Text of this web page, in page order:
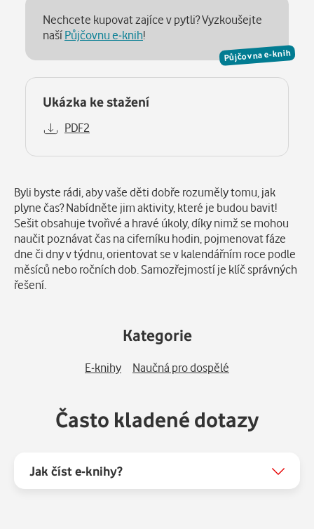
Půjčovna e-knih
Nechcete kupovat zajíce v pytli? Vyzkoušejte
našíPůjčovnu e-knih!
Ukázka ke stažení
PDF2
Popis
Byli byste rádi, aby vaše děti dobře rozuměly tomu, jak
plyne čas? Nabídněte jim aktivity, které je budou bavit!
Sešit obsahuje tvořivé a hravé úkoly, díky nimž se mohou
naučit poznávat čas na ciferníku hodin, pojmenovat fáze
dne či dny v týdnu, orientovat se v kalendářním roce podle
měsíců nebo ročních dob. Samozřejmostí je klíč správných
řešení.
Kategorie
E-knihy Naučná pro dospělé
Často kladené dotazy
Jak číst e-knihy?